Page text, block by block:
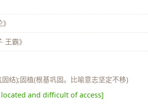
·王霸》
结);固植(根基巩固。比喻意志坚定不移)
and difficult of access]